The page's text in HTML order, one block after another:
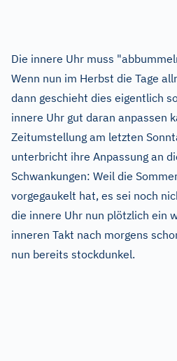
Die innere Uhr muss
Wenn nun im Herbst die Tage
dann geschieht dies eigentlich
innere Uhr gut daran anpassen
Zeitumstellung am letzten
unterbricht ihre Anpassung an
Schwankungen: Weil die
vorgegaukelt hat, es sei noch
die innere Uhr nun plötzlich ein
inneren Takt nach morgens
nun bereits stockdunkel.